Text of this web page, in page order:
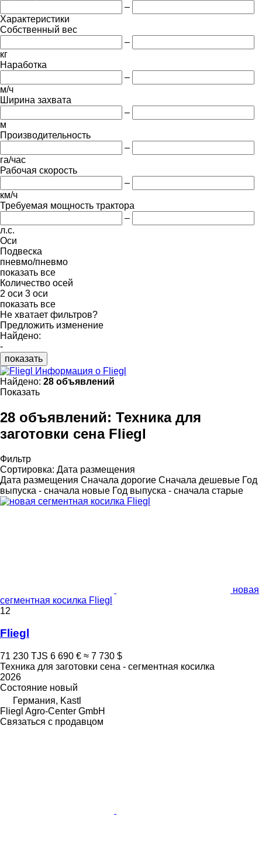
–
Характеристики
Собственный вес
–
кг
Наработка
–
м/ч
Ширина захвата
–
м
Производительность
–
га/час
Рабочая скорость
–
км/ч
Требуемая мощность трактора
–
л.с.
Оси
Подвеска
пневмо/пневмо
показать все
Количество осей
2 оси 3 оси
показать все
Не хватает фильтров?
Предложить изменение
Найдено:
-
показать
Информация о Fliegl
Найдено: 28 объявлений
Показать
28 объявлений: Техника для
заготовки сена Fliegl
Фильтр
Сортировка: Дата размещения
Дата размещения Сначала дорогие Сначала дешевые Год
выпуска - сначала новые Год выпуска - сначала старые
новая
сегментная косилка Fliegl
12
Fliegl
71 230 TJS 6 690 € ≈ 7 730 $
Техника для заготовки сена - сегментная косилка
2026
Состояние новый
Германия, Kastl
Fliegl Agro-Center GmbH
Связаться с продавцом